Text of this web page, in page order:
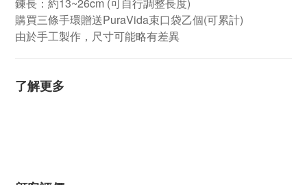
購買三條手環贈送PuraVida束口袋乙個(可累計)
由於手工製作，尺寸可能略有差異
了解更多